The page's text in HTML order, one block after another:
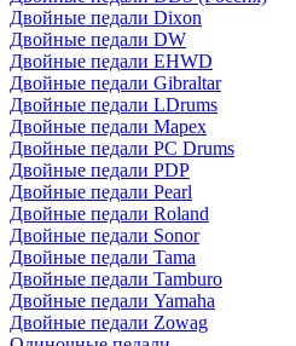
Двойные педали Dixon
Двойные педали DW
Двойные педали EHWD
Двойные педали Gibraltar
Двойные педали LDrums
Двойные педали Mapex
Двойные педали PC Drums
Двойные педали PDP
Двойные педали Pearl
Двойные педали Roland
Двойные педали Sonor
Двойные педали Tama
Двойные педали Tamburo
Двойные педали Yamaha
Двойные педали Zowag